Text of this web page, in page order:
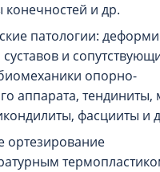
и др.
патологии:
суставов и
опорно-
аппарата, тендиниты,
фасцииты и
ортезирование